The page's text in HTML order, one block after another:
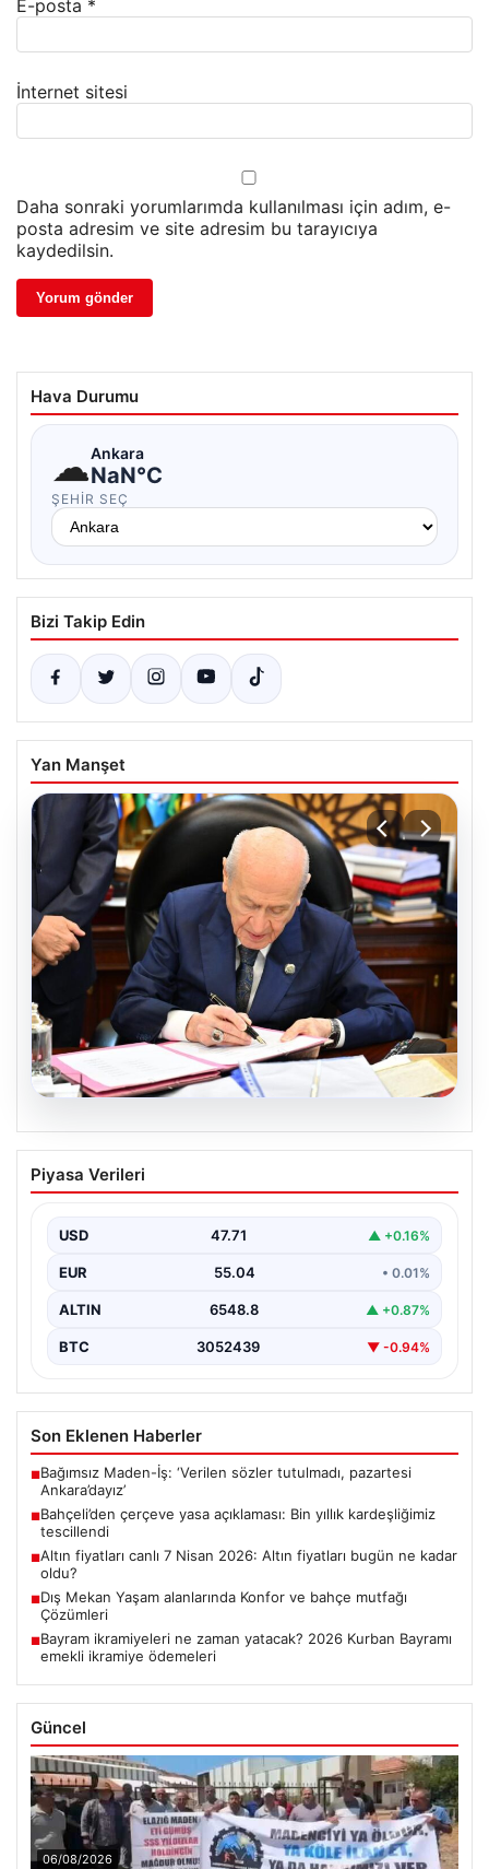
E-posta *
İnternet sitesi
Daha sonraki yorumlarımda kullanılması için adım, e-
posta adresim ve site adresim bu tarayıcıya
kaydedilsin.
Hava Durumu
☁Ankara
NaN°C
ŞEHIR SEÇ
Bizi Takip Edin
Yan Manşet
05.08.2026
Bahçeli’den çerçeve yasa açıklaması:
Bin yıllık kardeşliğimiz tescillendi
Piyasa Verileri
USD 47.71 ▲ +0.16%
EUR 55.04 • 0.01%
ALTIN 6548.8 ▲ +0.87%
BTC 3052439 ▼ -0.94%
Son Eklenen Haberler
■Bağımsız Maden-İş: ‘Verilen sözler tutulmadı, pazartesi
Ankara’dayız’
■Bahçeli’den çerçeve yasa açıklaması: Bin yıllık kardeşliğimiz
tescillendi
■Altın fiyatları canlı 7 Nisan 2026: Altın fiyatları bugün ne kadar
oldu?
■Dış Mekan Yaşam alanlarında Konfor ve bahçe mutfağı
Çözümleri
■Bayram ikramiyeleri ne zaman yatacak? 2026 Kurban Bayramı
emekli ikramiye ödemeleri
Güncel
06/08/2026